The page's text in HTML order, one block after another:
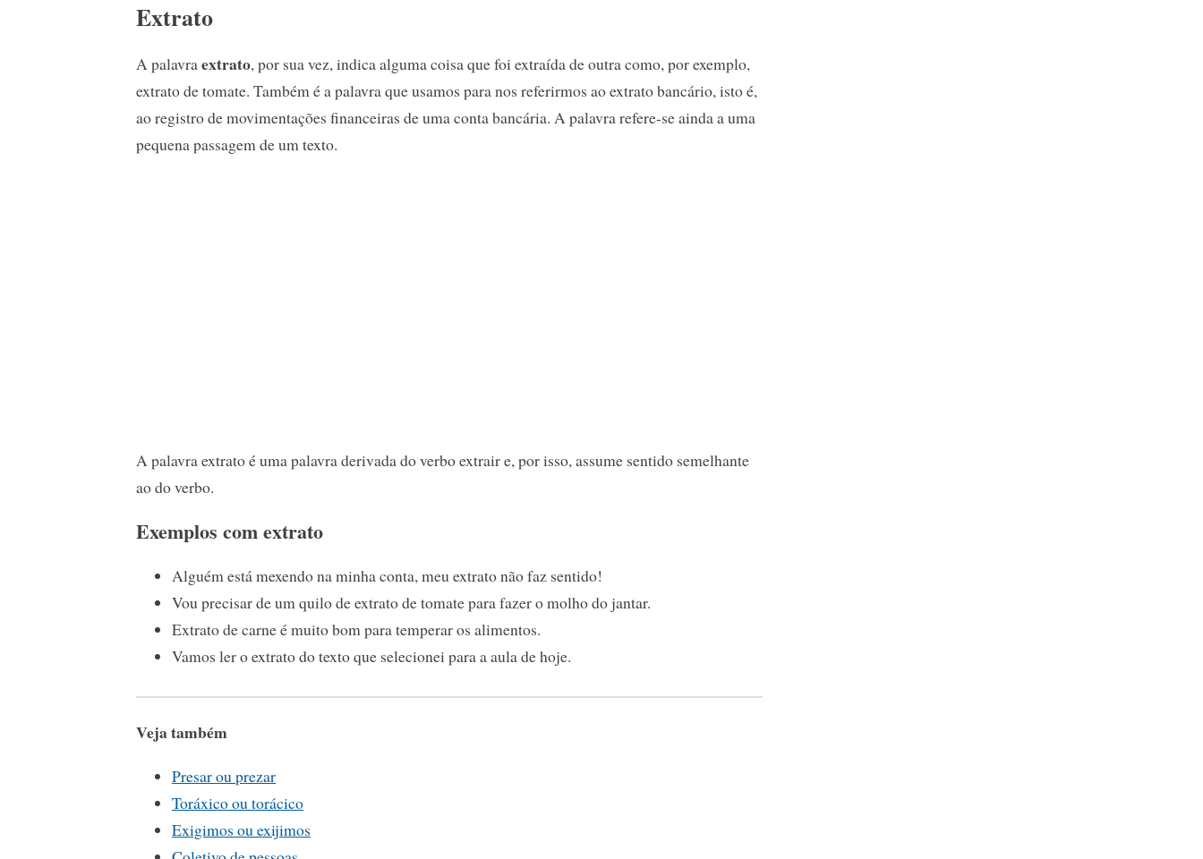
Extrato
A palavra extrato, por sua vez, indica alguma coisa que foi extraída de outra como, por exemplo,
extrato de tomate. Também é a palavra que usamos para nos referirmos ao extrato bancário, isto é,
ao registro de movimentações financeiras de uma conta bancária. A palavra refere-se ainda a uma
pequena passagem de um texto.
A palavra extrato é uma palavra derivada do verbo extrair e, por isso, assume sentido semelhante
ao do verbo.
Exemplos com extrato
Alguém está mexendo na minha conta, meu extrato não faz sentido!
Vou precisar de um quilo de extrato de tomate para fazer o molho do jantar.
Extrato de carne é muito bom para temperar os alimentos.
Vamos ler o extrato do texto que selecionei para a aula de hoje.
Veja também
Presar ou prezar
Toráxico ou torácico
Exigimos ou exijimos